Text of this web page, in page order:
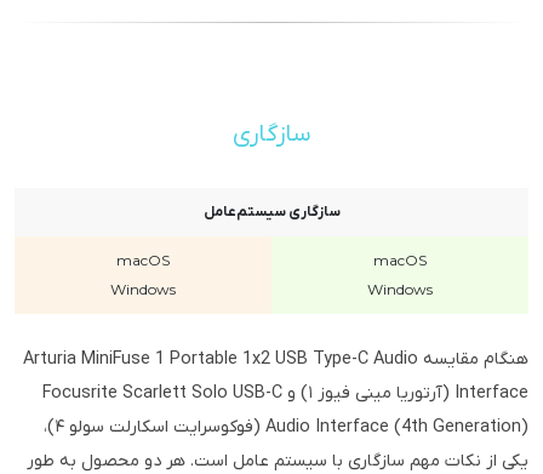
سازگاری
سازگاری سیستم‌عامل
macOS
Windows
macOS
Windows
هنگام مقایسه Arturia MiniFuse 1 Portable 1x2 USB Type-C Audio
Interface (آرتوریا مینی فیوز ۱) و Focusrite Scarlett Solo USB-C
Audio Interface (4th Generation) (فوکوسرایت اسکارلت سولو ۴)،
یکی از نکات مهم سازگاری با سیستم عامل است. هر دو محصول به طور